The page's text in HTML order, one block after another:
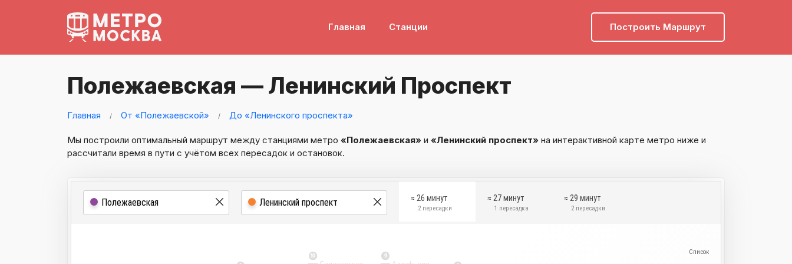
Главная Станции Построить Маршрут
Полежаевская — Ленинский Проспект
Главная От «Полежаевской» До «Ленинского проспекта»
Мы построили оптимальный маршрут между станциями метро «Полежаевская» и «Ленинский проспект» на интерактивной карте метро ниже и
рассчитали время в пути с учётом всех пересадок и остановок.
≈ 26 минут
2 пересадки
≈ 27 минут
1 пересадка
≈ 29 минут
2 пересадки
9
10